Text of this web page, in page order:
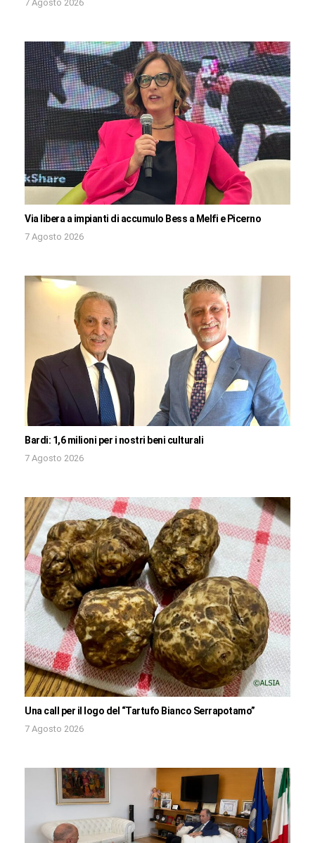
7 Agosto 2026
Via libera a impianti di accumulo Bess a Melfi e Picerno
7 Agosto 2026
Bardi: 1,6 milioni per i nostri beni culturali
7 Agosto 2026
Una call per il logo del “Tartufo Bianco Serrapotamo”
7 Agosto 2026